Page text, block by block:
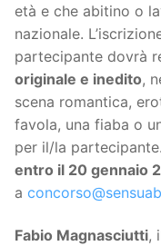
età e che abitino o
nazionale.
partecipante dovrà
originale e inedito,
scena romantica,
favola, una fiaba o
per il/la
entro il 20 gennaio
a
Fabio Magnasciutti,